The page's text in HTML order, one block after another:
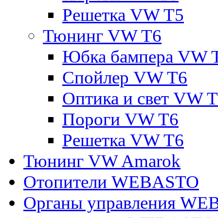
Решетка VW T5
Тюнинг VW T6
Юбка бампера VW
Спойлер VW T6
Оптика и свет VW
Пороги VW T6
Решетка VW T6
Тюнинг VW Amarok
Отопители WEBASTO
Органы управления